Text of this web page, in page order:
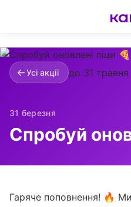
Усі акції до 31 травня
31 березня
Спробуй
Гаряче поповнення! 🔥